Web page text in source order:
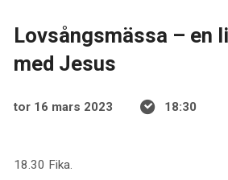
Lovsångsmässa – en
med Jesus
tor 16 mars 2023 18:30
18.30 Fika.